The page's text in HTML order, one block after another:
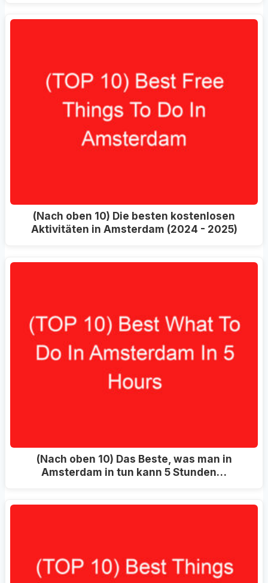
(Nach oben 10) Die besten kostenlosen
Aktivitäten in Amsterdam (2024 - 2025)
(Nach oben 10) Das Beste, was man in
Amsterdam in tun kann 5 Stunden…